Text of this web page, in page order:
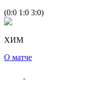
(0:0 1:0 3:0)
ХИМ
О матче